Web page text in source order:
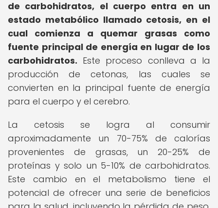
de carbohidratos, el cuerpo entra en un
estado metabólico llamado cetosis, en el
cual comienza a quemar grasas como
fuente principal de energía en lugar de los
carbohidratos. Este proceso conlleva a la
producción de cetonas, las cuales se
convierten en la principal fuente de energía
para el cuerpo y el cerebro.
La cetosis se logra al consumir
aproximadamente un 70-75% de calorías
provenientes de grasas, un 20-25% de
proteínas y solo un 5-10% de carbohidratos.
Este cambio en el metabolismo tiene el
potencial de ofrecer una serie de beneficios